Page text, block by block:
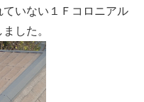
いない１Ｆコロニアル
した。